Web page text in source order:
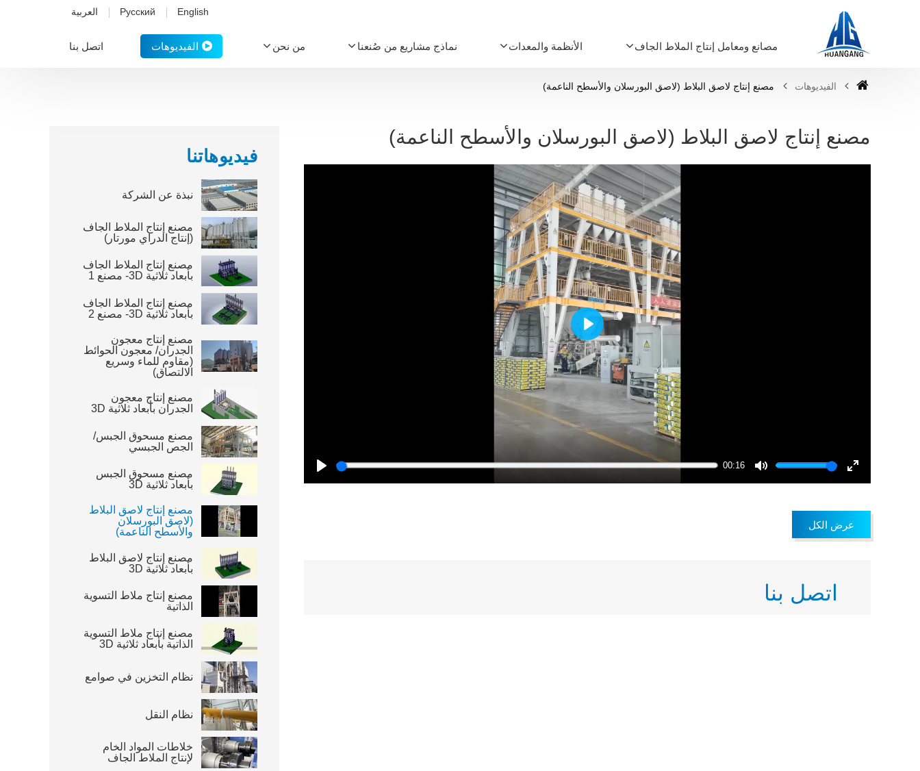
English
Русский العربية
مصانع ومعامل إنتاج الملاط الجاف الأنظمة والمعدات نماذج مشاريع من صُنعنا من نحن الفيديوهات اتصل بنا
الفيديوهات مصنع إنتاج لاصق البلاط (لاصق البورسلان والأسطح الناعمة)
مصنع إنتاج لاصق البلاط (لاصق البورسلان والأسطح الناعمة)
Play
00:16
Mute
Enter
Play
عرض الكل
اتصل بنا
فيديوهاتنا
نبذة عن الشركة
مصنع إنتاج الملاط الجاف
(إنتاج الدراي مورتار)
مصنع إنتاج الملاط الجاف
بأبعاد ثلاثية 3D- مصنع 1
مصنع إنتاج الملاط الجاف
بأبعاد ثلاثية 3D- مصنع 2
مصنع إنتاج معجون
الجدران/ معجون الحوائط
(مقاوم للماء وسريع
الالتصاق)
مصنع إنتاج معجون
الجدران بأبعاد ثلاثية 3D
مصنع مسحوق الجبس/
الجص الجبسي
مصنع مسحوق الجبس
بأبعاد ثلاثية 3D
مصنع إنتاج لاصق البلاط
(لاصق البورسلان
والأسطح الناعمة)
مصنع إنتاج لاصق البلاط
بأبعاد ثلاثية 3D
مصنع إنتاج ملاط التسوية
الذاتية
مصنع إنتاج ملاط التسوية
الذاتية بأبعاد ثلاثية 3D
نظام التخزين في صوامع
نظام النقل
خلاطات المواد الخام
لإنتاج الملاط الجاف